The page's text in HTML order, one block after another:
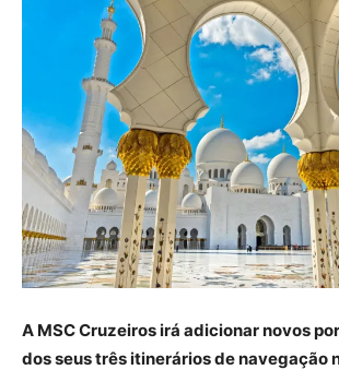
A MSC Cruzeiros irá adicionar novos
dos seus três itinerários de navegação